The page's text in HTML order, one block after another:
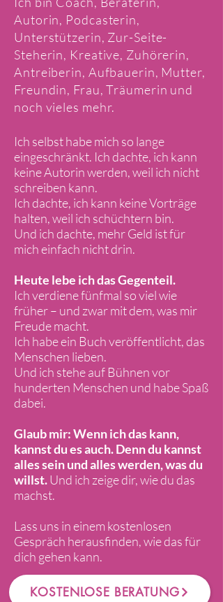
Autorin, Podcasterin,
Unterstützerin, Zur-Seite-
Steherin, Kreative, Zuhörerin,
Antreiberin, Aufbauerin, Mutter,
Freundin, Frau, Träumerin und
noch vieles mehr.
Ich selbst habe mich so lange
eingeschränkt. Ich dachte, ich kann
keine Autorin werden, weil ich nicht
schreiben kann.
Ich dachte, ich kann keine Vorträge
halten, weil ich schüchtern bin.
Und ich dachte, mehr Geld ist für
mich einfach nicht drin.
Heute lebe ich das Gegenteil.
Ich verdiene fünfmal so viel wie
früher – und zwar mit dem, was mir
Freude macht.
Ich habe ein Buch veröffentlicht, das
Menschen lieben.
Und ich stehe auf Bühnen vor
hunderten Menschen und habe Spaß
dabei.
Glaub mir: Wenn ich das kann,
kannst du es auch. Denn du kannst
alles sein und alles werden, was du
willst.Und ich zeige dir, wie du das
machst.
Lass uns in einem kostenlosen
Gespräch herausfinden, wie das für
dich gehen kann.
KOSTENLOSE BERATUNG